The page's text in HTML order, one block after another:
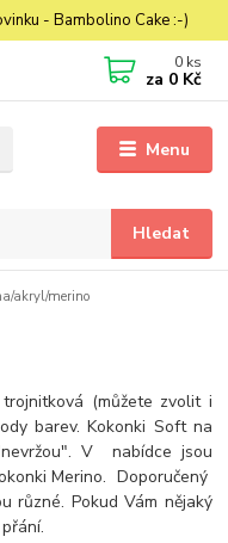
- Bambolino Cake :-)
Menu
Hledat
0 ks
za 0 Kč
akryl/merino
(můžete zvolit i
barev. Kokonki Soft na
V nabídce jsou
Merino. Doporučený
různé. Pokud Vám nějaký